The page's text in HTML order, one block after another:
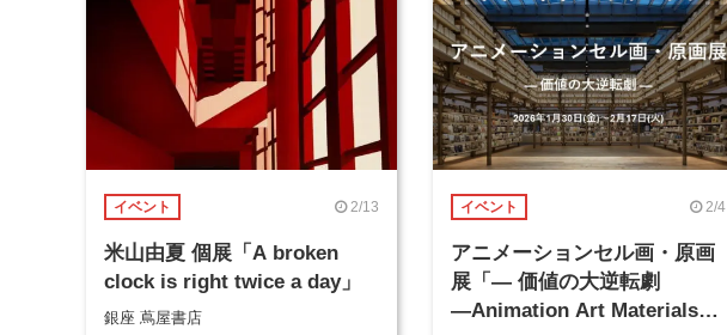
イベント 2/13
米山由夏 個展「A broken
clock is right twice a day」
銀座 蔦屋書店
イベント 2/4
アニメーションセル画・原画
展「― 価値の大逆転劇
―Animation Art Materials